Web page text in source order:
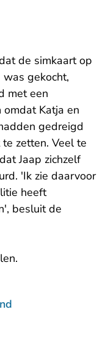
de simkaart op
gekocht,
met een
Katja en
gedreigd
zetten. Veel te
Jaap zichzelf
'Ik zie daarvoor
heeft
besluit de